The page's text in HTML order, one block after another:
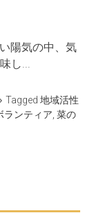
陽気の中、気
し...
Tagged 地域活性
ランティア 菜の